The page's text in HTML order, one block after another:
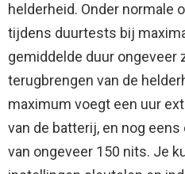
helderheid. Onder normale
tijdens duurtests bij
gemiddelde duur ongeveer
terugbrengen van de
maximum voegt een uur
van de batterij, en nog
van ongeveer 150 nits. Je